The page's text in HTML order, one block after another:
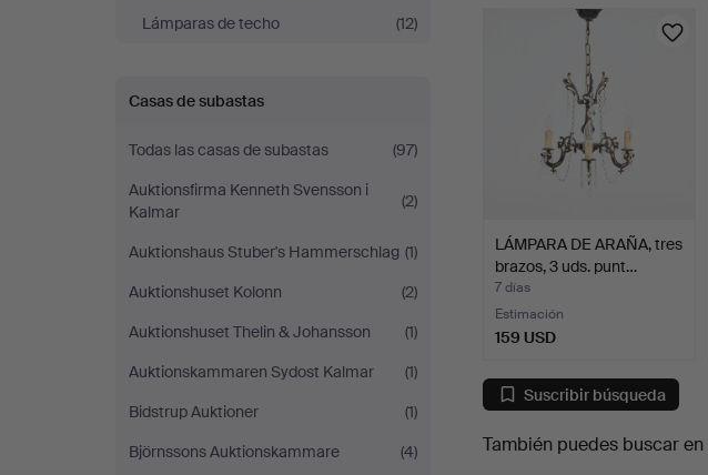
Lámparas de techo
(12)
Casas de subastas
Todas las casas de subastas
(97)
Auktionsfirma Kenneth Svensson i
Kalmar
(2)
Auktionshaus Stuber's Hammerschlag (1)
Auktionshuset Kolonn
(2)
Auktionshuset Thelin & Johansson
(1)
Auktionskammaren Sydost Kalmar
(1)
Bidstrup Auktioner
(1)
Björnssons Auktionskammare
(4)
LÁMPARA DE ARAÑA, tres
brazos, 3 uds. punt…
7 días
Estimación
159 USD
Suscribir búsqueda
También puedes buscar en